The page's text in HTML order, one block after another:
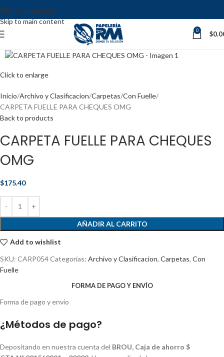
Skip to navigation
Skip to main content
0 $
Click to enlarge
Inicio Archivo y Clasificacion Carpetas Con Fuelle
CARPETA FUELLE PARA CHEQUES OMG
Back to products
CARPETA FUELLE PARA CHEQUES
OMG
$175.40
AÑADIR AL CARRITO
Add to wishlist
SKU: CARP054Categorías: Archivo y Clasificacion, Carpetas, Con
Fuelle
FORMA DE PAGO Y ENVÍO
Forma de pago y envío
¿Métodos de pago?
Depositando en nuestra cuenta del BROU, Caja de ahorro $